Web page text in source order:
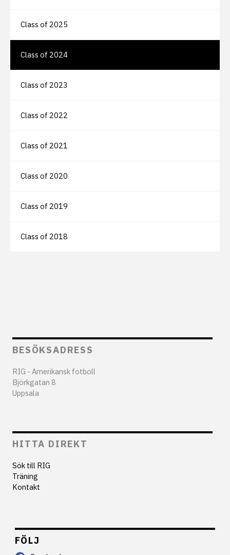
Class of 2025
Class of 2024
Class of 2023
Class of 2022
Class of 2021
Class of 2020
Class of 2019
Class of 2018
BESÖKSADRESS
RIG - Amerikansk fotboll
Björkgatan 8
Uppsala
HITTA DIREKT
Sök till RIG
Träning
Kontakt
FÖLJ